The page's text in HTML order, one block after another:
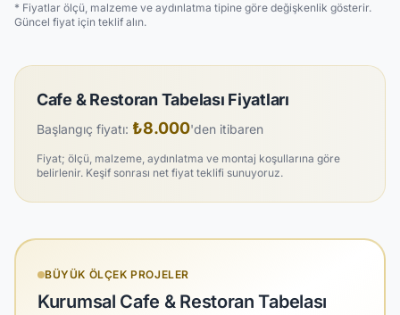
* Fiyatlar ölçü, malzeme ve aydınlatma tipine göre değişkenlik gösterir.
Güncel fiyat için teklif alın.
Cafe & Restoran Tabelası Fiyatları
Başlangıç fiyatı: ₺8.000'den itibaren
Fiyat; ölçü, malzeme, aydınlatma ve montaj koşullarına göre
belirlenir. Keşif sonrası net fiyat teklifi sunuyoruz.
BÜYÜK ÖLÇEK PROJELER
Kurumsal Cafe & Restoran Tabelası